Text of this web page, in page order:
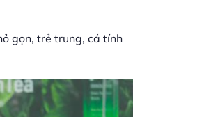
gọn, trẻ trung, cá tính